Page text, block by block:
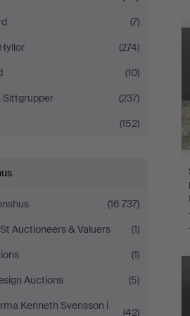
(7)
(274)
(10)
Sittgrupper
(237)
(152)
(16 737)
Auctioneers & Valuers
(1)
(1)
Auctions
(5)
Kenneth Svensson i
(42)